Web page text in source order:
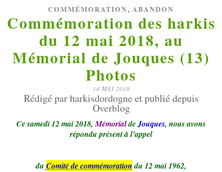
COMMÉMORATION, ABANDON
Commémoration des harkis
du 12 mai 2018, au
Mémorial de Jouques (13)
Photos
14 MAI 2018
Rédigé par harkisdordogne et publié depuis
Overblog
Ce samedi 12 mai 2018,MémorialdeJouques, nous avons
répondu présent à l’appel
du Comité de commémorationdu 12 mai 1962,